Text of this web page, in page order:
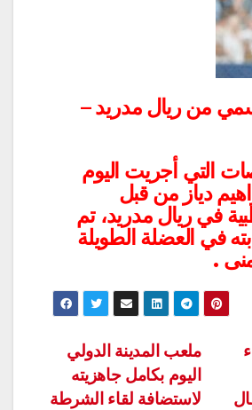
من ريال مدريد –
التي أجريت اليوم
دياز من قبل
في ريال مدريد، تم
في العضلة الطويلة
.
ملعب المدينة الدولي
اليوم بكامل جاهزيته
لاستضافة لقاء الشرطة